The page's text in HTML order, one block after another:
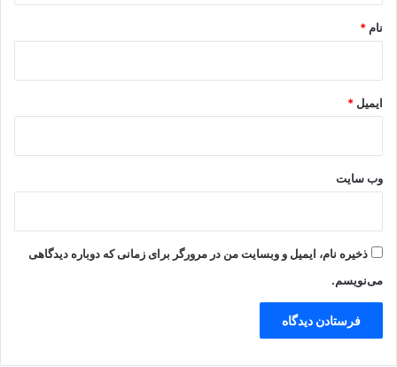
نام *
ایمیل *
وب‌ سایت
ذخیره نام، ایمیل و وبسایت من در مرورگر برای زمانی که دوباره دیدگاهی
می‌نویسم.